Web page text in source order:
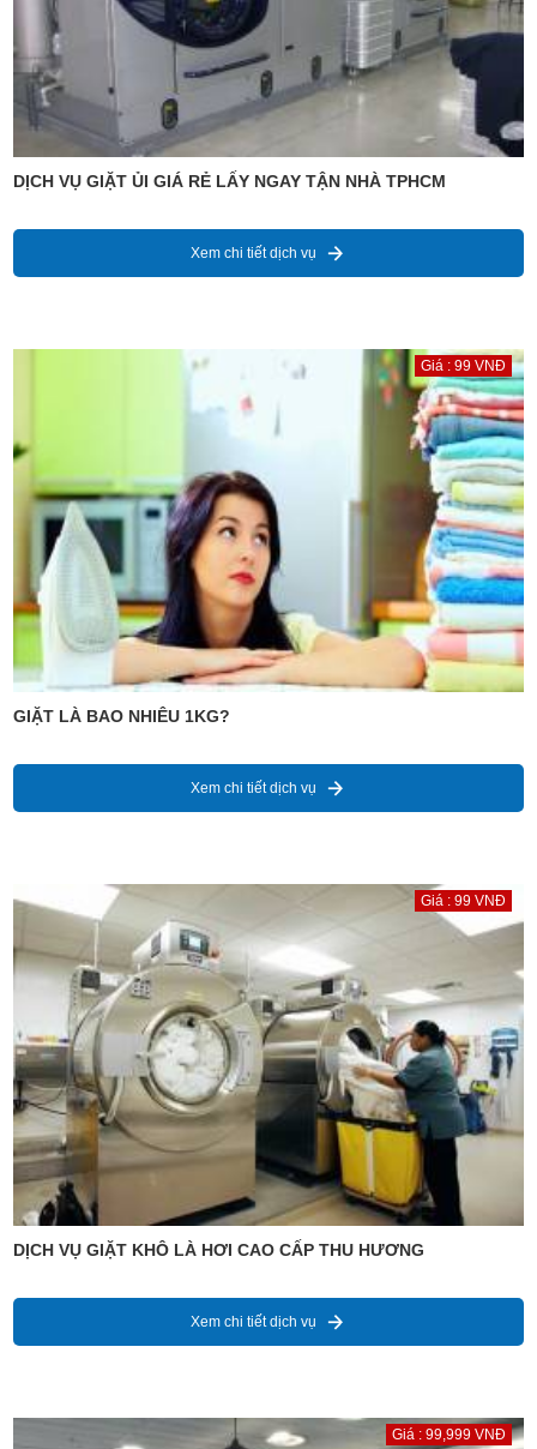
DỊCH VỤ GIẶT ỦI GIÁ RẺ LẤY NGAY TẬN NHÀ TPHCM
Xem chi tiết dịch vụ
Giá : 99 VNĐ
GIẶT LÀ BAO NHIÊU 1KG?
Xem chi tiết dịch vụ
Giá : 99 VNĐ
DỊCH VỤ GIẶT KHÔ LÀ HƠI CAO CẤP THU HƯƠNG
Xem chi tiết dịch vụ
Giá : 99,999 VNĐ